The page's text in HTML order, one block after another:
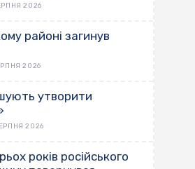
2026
районі загинув
2026
утворити
2026
років російського